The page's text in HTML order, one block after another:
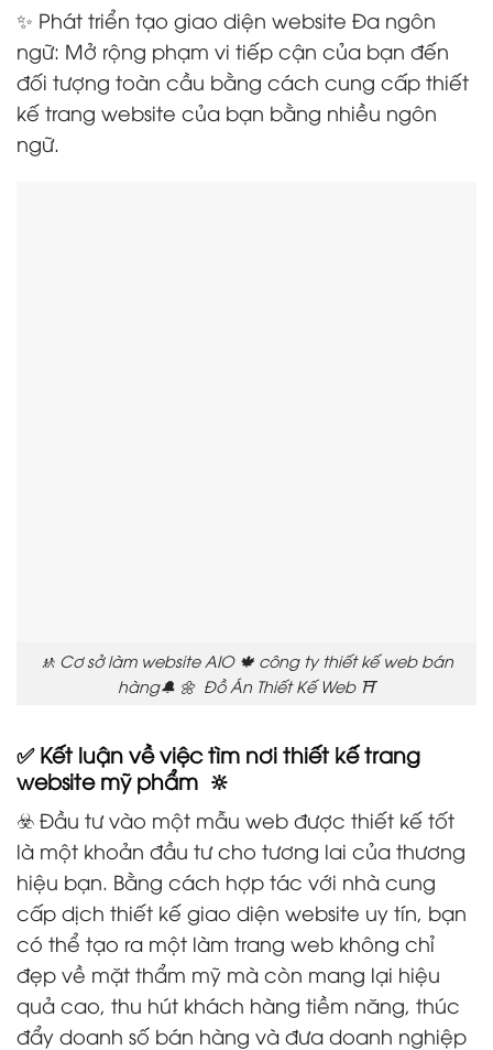
✨ Phát triển tạo giao diện website Đa ngôn
ngữ: Mở rộng phạm vi tiếp cận của bạn đến
đối tượng toàn cầu bằng cách cung cấp thiết
kế trang website của bạn bằng nhiều ngôn
ngữ.
🚸 Cơ sở làm website AIO 🍁 công ty thiết kế web bán
hàng🔔 🌼 Đồ Án Thiết Kế Web ⛩️
✅ Kết luận về việc tìm nơi thiết kế trang
website mỹ phẩm 🔆
☣️ Đầu tư vào một mẫu web được thiết kế tốt
là một khoản đầu tư cho tương lai của thương
hiệu bạn. Bằng cách hợp tác với nhà cung
cấp dịch thiết kế giao diện website uy tín, bạn
có thể tạo ra một làm trang web không chỉ
đẹp về mặt thẩm mỹ mà còn mang lại hiệu
quả cao, thu hút khách hàng tiềm năng, thúc
đẩy doanh số bán hàng và đưa doanh nghiệp